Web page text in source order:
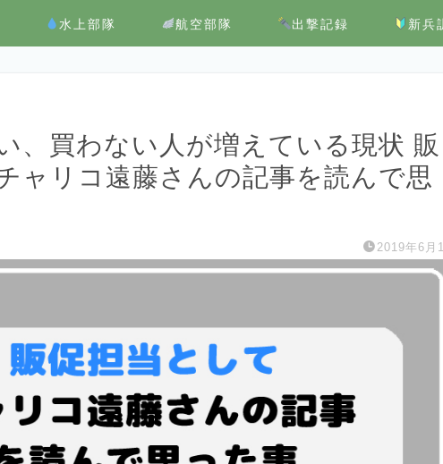
水上部隊 航空部隊 出撃記録 新兵
、買わない人が増えている現状 販
ャリコ遠藤さんの記事を読んで思
2019年6月